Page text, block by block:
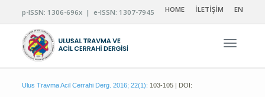
p-ISSN: 1306-696x | e-ISSN: 1307-7945 HOME İLETİŞİM EN
Ulus Travma Acil Cerrahi Derg. 2016; 22(1): 103-105 | DOI: